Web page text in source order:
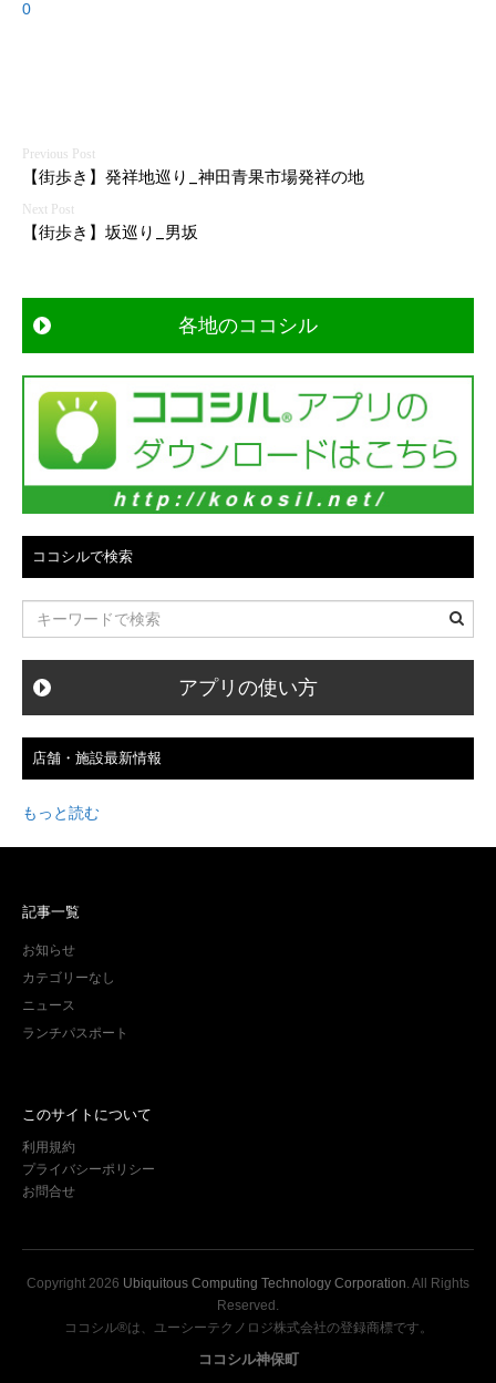
0
投
稿
ナ
ビ
ー
シ
ョ
ン
【街歩き】発祥地巡り_神田青果市場発祥の地
【街歩き】坂巡り_男坂
各地のココシル
ココシルで検索
アプリの使い方
店舗・施設最新情報
もっと読む
記事一覧
お知らせ
カテゴリーなし
ニュース
ランチパスポート
このサイトについて
利用規約
プライバシーポリシー
お問合せ
Copyright 2026 Ubiquitous Computing Technology Corporation. All Rights
Reserved.
ココシル®は、ユーシーテクノロジ株式会社の登録商標です。
ココシル神保町